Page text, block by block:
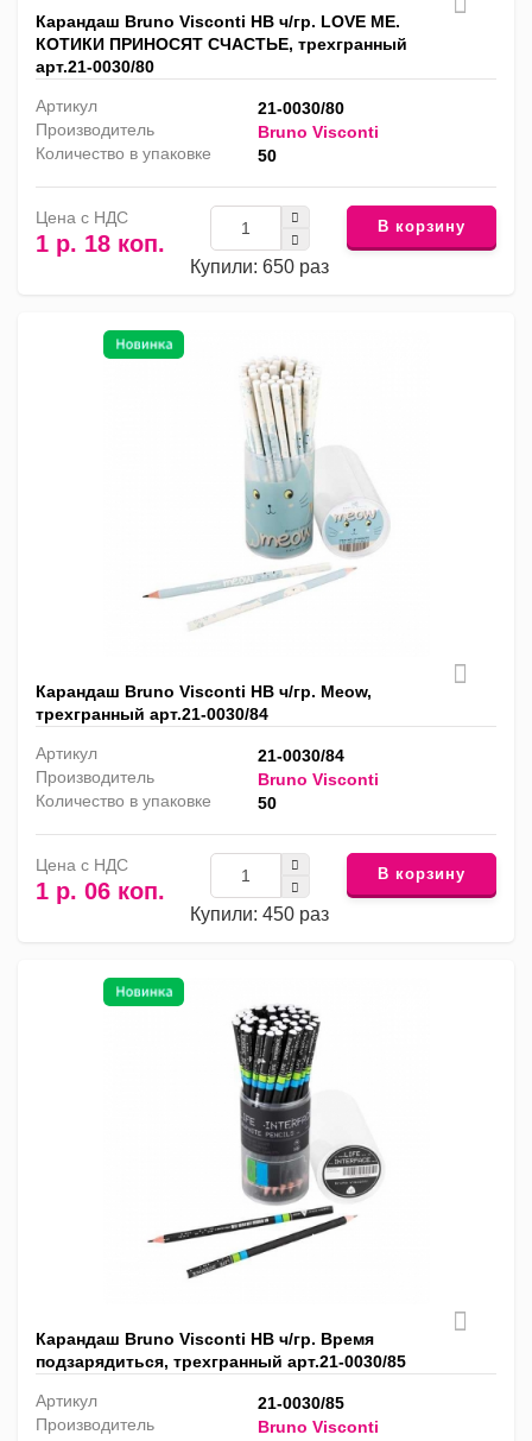
Карандаш Bruno Visconti HB ч/гр. LOVE ME.
КОТИКИ ПРИНОСЯТ СЧАСТЬЕ, трехгранный
арт.21-0030/80
Артикул
21-0030/80
Производитель
Bruno Visconti
Количество в упаковке
50
Цена с НДС
1 р. 18 коп.
Купили: 650 раз
В корзину
Карандаш Bruno Visconti HB ч/гр. Meow,
трехгранный арт.21-0030/84
Артикул
21-0030/84
Производитель
Bruno Visconti
Количество в упаковке
50
Цена с НДС
1 р. 06 коп.
Купили: 450 раз
В корзину
Карандаш Bruno Visconti HB ч/гр. Время
подзарядиться, трехгранный арт.21-0030/85
Артикул
21-0030/85
Производитель
Bruno Visconti